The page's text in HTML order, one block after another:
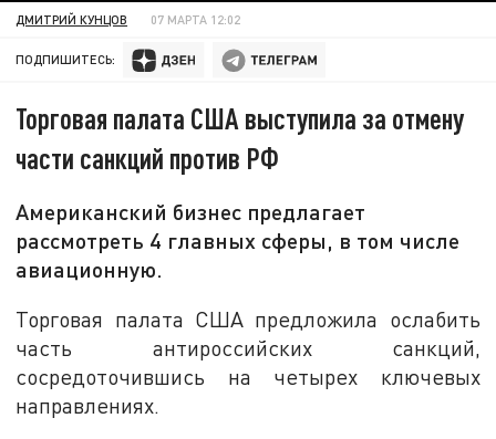
ДМИТРИЙ КУНЦОВ 07 МАРТА 12:02
ПОДПИШИТЕСЬ:
Торговая палата США выступила за отмену
части санкций против РФ
Американский бизнес предлагает
рассмотреть 4 главных сферы, в том числе
авиационную.
Торговая палата США предложила ослабить
часть антироссийских санкций,
сосредоточившись на четырех ключевых
направлениях.